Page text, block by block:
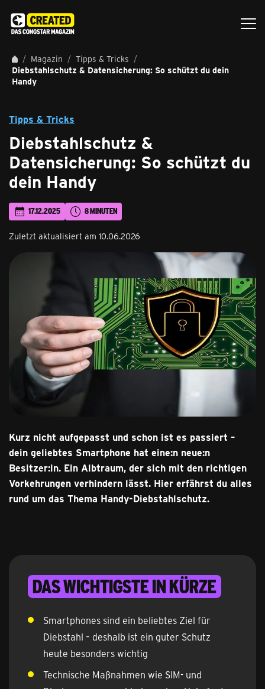
Magazin
Tipps & Tricks
Diebstahlschutz & Datensicherung: So schützt du dein
Handy
Tipps & Tricks
Diebstahlschutz &
Datensicherung: So schützt du
dein Handy
17.12.2025 8 MINUTEN
Zuletzt aktualisiert am 10.06.2026
Kurz nicht aufgepasst und schon ist es passiert –
dein geliebtes Smartphone hat eine:n neue:n
Besitzer:in. Ein Albtraum, der sich mit den richtigen
Vorkehrungen verhindern lässt. Hier erfährst du alles
rund um das Thema Handy-Diebstahlschutz.
Das Wichtigste in Kürze
Smartphones sind ein beliebtes Ziel für
Diebstahl – deshalb ist ein guter Schutz
heute besonders wichtig
Technische Maßnahmen wie SIM- und